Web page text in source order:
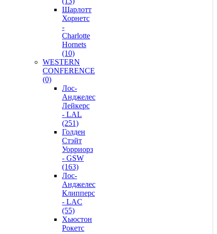
Шарлотт
Хорнетс
-
Charlotte
Hornets
(10)
WESTERN
CONFERENCE
(0)
Лос-
Анджелес
Лейкерс
- LAL
(251)
Голден
Стэйт
Уорриорз
- GSW
(163)
Лос-
Анджелес
Клипперс
- LAC
(55)
Хьюстон
Рокетс